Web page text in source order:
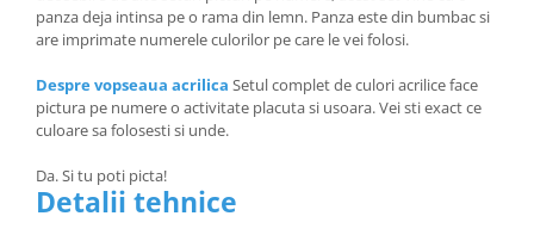
panza deja intinsa pe o rama din lemn. Panza este din bumbac si
are imprimate numerele culorilor pe care le vei folosi.
Despre vopseaua acrilica Setul complet de culori acrilice face
pictura pe numere o activitate placuta si usoara. Vei sti exact ce
culoare sa folosesti si unde.
Da. Si tu poti picta!
Detalii tehnice